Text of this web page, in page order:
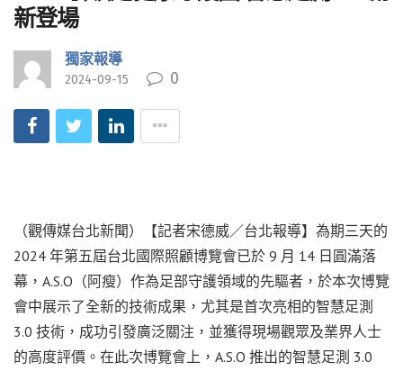
新登場
獨家報導
2024-09-15 0
（觀傳媒台北新聞）【記者宋德威／台北報導】為期三天的
2024 年第五屆台北國際照顧博覽會已於 9 月 14 日圓滿落
幕，A.S.O（阿瘦）作為足部守護領域的先驅者，於本次博覽
會中展示了全新的技術成果，尤其是首次亮相的智慧足測
3.0 技術，成功引發廣泛關注，並獲得現場觀眾及業界人士
的高度評價。在此次博覽會上，A.S.O 推出的智慧足測 3.0